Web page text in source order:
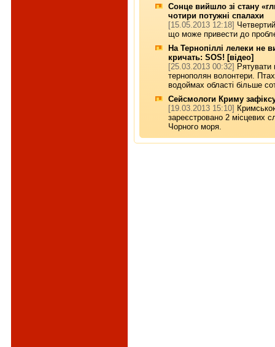
Сонце вийшло зі стану
чотири потужні спалахи
[15.05.2013 12:18]
що може привести до
На Тернопіллі лелеки не
кричать: SOS! [відео]
[25.03.2013 00:32] Рятувати
тернополян волонтери.
водоймах області більше
Сейсмологи Криму
[19.03.2013 15:10]
зареєстровано 2 місцевих
Чорного моря.